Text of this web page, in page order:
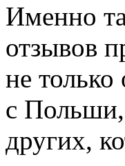
Именно
отзывов
не
с
других,